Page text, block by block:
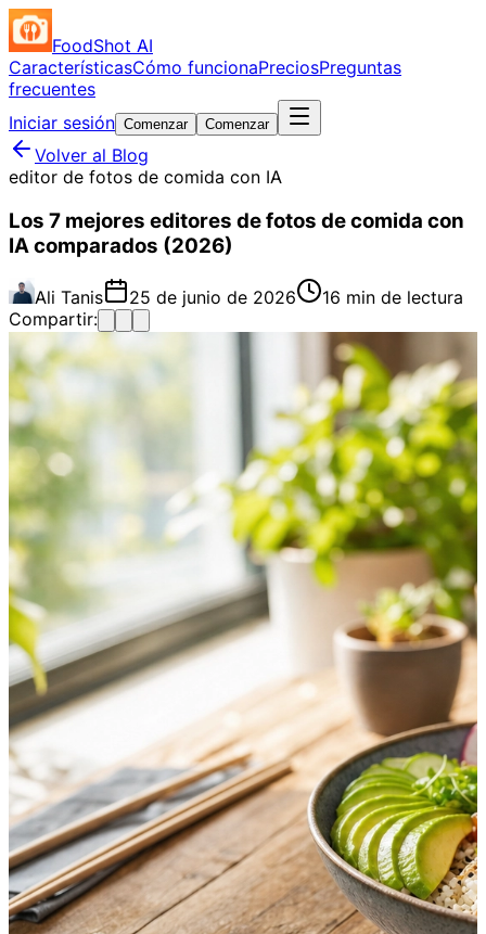
FoodShot AI
CaracterísticasCómo funcionaPreciosPreguntas
frecuentes
Iniciar sesión Comenzar Comenzar
Volver al Blog
editor de fotos de comida con IA
Los 7 mejores editores de fotos de comida con
IA comparados (2026)
Ali Tanis 25 de junio de 2026
16 min de lectura
Compartir: